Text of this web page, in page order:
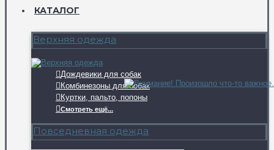
КАТАЛОГ
Верхняя одежда
Дождевики для собак
Комбинезоны для собак
Куртки, пальто, попоны
Смотреть ещё...
Повседневная одежда